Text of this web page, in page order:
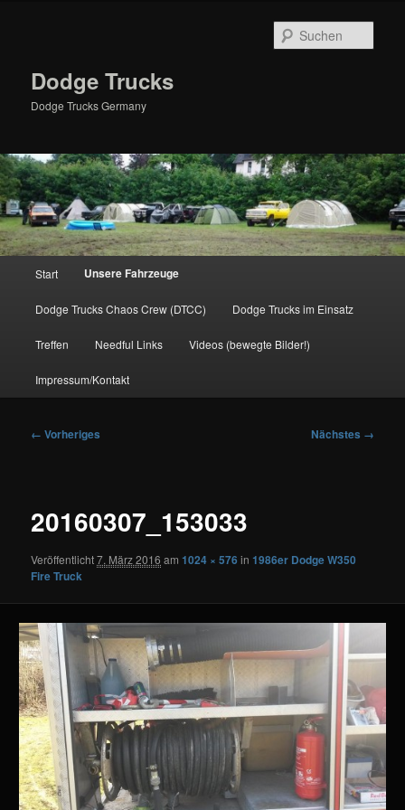
Dodge Trucks
Dodge Trucks Germany
Start Unsere Fahrzeuge
Dodge Trucks Chaos Crew (DTCC) Dodge Trucks im Einsatz
Treffen Needful Links Videos (bewegte Bilder!)
Impressum/Kontakt
Bilder-
← Vorheriges Nächstes →
20160307_153033
Veröffentlicht7. März 2016 am1024 × 576 in1986er Dodge W350
Fire Truck